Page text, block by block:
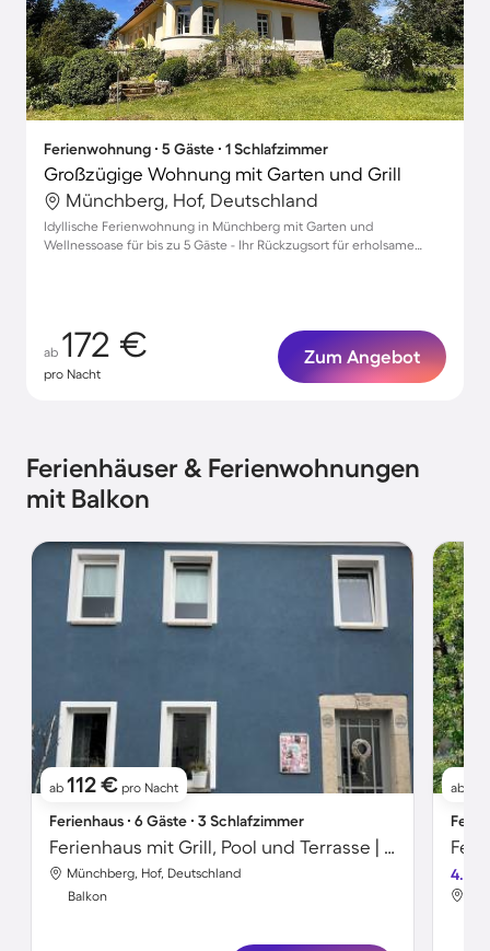
Ferienwohnung ∙ 5 Gäste ∙ 1 Schlafzimmer
Großzügige Wohnung mit Garten und Grill
Münchberg, Hof, Deutschland
Idyllische Ferienwohnung in Münchberg mit Garten und
Wellnessoase für bis zu 5 Gäste - Ihr Rückzugsort für erholsame
ab 172 €
pro Nacht
Zum Angebot
Ferienhäuser & Ferienwohnungen
mit Balkon
ab 112 € pro Nacht
Ferienhaus ∙ 6 Gäste ∙ 3 Schlafzimmer
Ferienhaus mit Grill, Pool und Terrasse | Gartenblick
Münchberg, Hof, Deutschland
Balkon
ab
4.4